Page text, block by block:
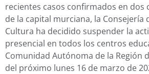
recientes casos confirmados en dos
de la capital murciana, la Consejería
Cultura ha decidido suspender la
presencial en todos los centros
Comunidad Autónoma de la Región
del próximo lunes 16 de marzo de